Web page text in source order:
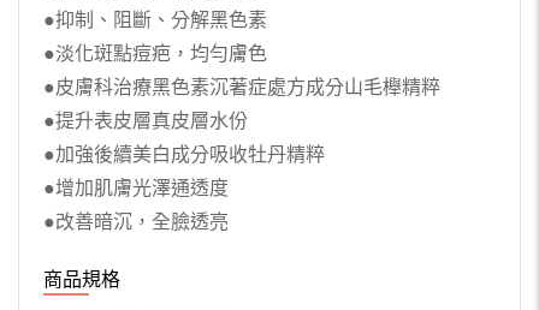
●抑制、阻斷、分解黑色素
●淡化斑點痘疤，均勻膚色
●皮膚科治療黑色素沉著症處方成分山毛櫸精粹
●提升表皮層真皮層水份
●加強後續美白成分吸收牡丹精粹
●增加肌膚光澤通透度
●改善暗沉，全臉透亮
商品規格